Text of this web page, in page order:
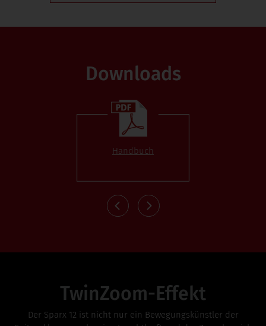
Downloads
Handbuch
TwinZoom-Effekt
Der Sparx 12 ist nicht nur ein Bewegungskünstler der